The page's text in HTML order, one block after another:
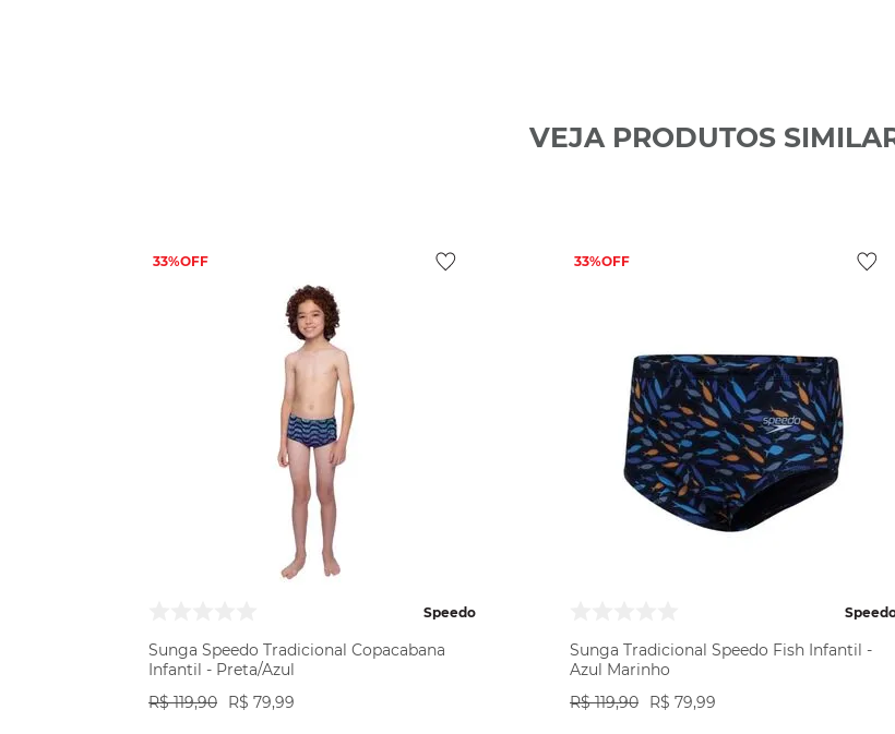
VEJA PRODUTOS
33%
Speedo
Sunga Speedo Tradicional Copacabana
Infantil - Preta/Azul
R$ 119,90 R$ 79,99
33%
Sunga Tradicional Speedo Fish Infantil -
Azul Marinho
R$ 119,90 R$ 79,99